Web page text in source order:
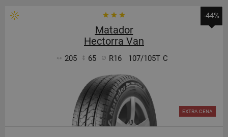
-44%
Matador
Hectorra Van
205 65 R16 107/105T C
EXTRA CENA